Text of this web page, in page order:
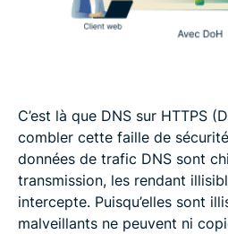
C’est là que DNS sur HTTPS
combler cette faille de
données de trafic DNS sont
transmission, les rendant
intercepte. Puisqu’elles sont
malveillants ne peuvent ni